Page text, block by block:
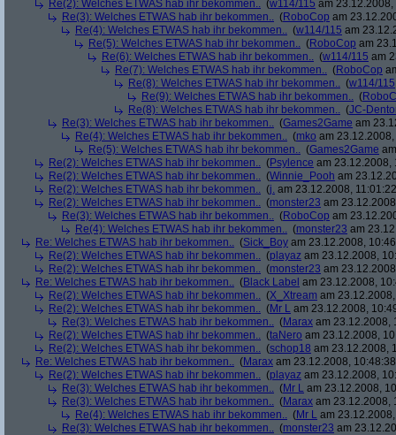
Re(2): Welches ETWAS hab ihr bekommen.. (w114/115 am
Re(3): Welches ETWAS hab ihr bekommen.. (RoboCop am
Re(4): Welches ETWAS hab ihr bekommen.. (w114/115 am
Re(5): Welches ETWAS hab ihr bekommen.. (RoboCop am
Re(6): Welches ETWAS hab ihr bekommen.. (w114/115 am
Re(7): Welches ETWAS hab ihr bekommen.. (RoboCop
Re(8): Welches ETWAS hab ihr bekommen.. (w114/115
Re(9): Welches ETWAS hab ihr bekommen.. (
Re(8): Welches ETWAS hab ihr bekommen.. (JC-
Re(3): Welches ETWAS hab ihr bekommen.. (Games2Game am
Re(4): Welches ETWAS hab ihr bekommen.. (mko am
Re(5): Welches ETWAS hab ihr bekommen.. (Games2Game
Re(2): Welches ETWAS hab ihr bekommen.. (Psylence am 23.12.2008,
Re(2): Welches ETWAS hab ihr bekommen.. (Winnie_Pooh am
Re(2): Welches ETWAS hab ihr bekommen.. (j. am 23.12.2008,
Re(2): Welches ETWAS hab ihr bekommen.. (monster23 am
Re(3): Welches ETWAS hab ihr bekommen.. (RoboCop am
Re(4): Welches ETWAS hab ihr bekommen.. (monster23 am
Re: Welches ETWAS hab ihr bekommen.. (Sick_Boy am 23.12.2008,
Re(2): Welches ETWAS hab ihr bekommen.. (playaz am 23.12.2008,
Re(2): Welches ETWAS hab ihr bekommen.. (monster23 am
Re: Welches ETWAS hab ihr bekommen.. (Black Label am 23.12.2008,
Re(2): Welches ETWAS hab ihr bekommen.. (X_Xtream am
Re(2): Welches ETWAS hab ihr bekommen.. (Mr L am 23.12.2008,
Re(3): Welches ETWAS hab ihr bekommen.. (Marax am 23.12.2008,
Re(2): Welches ETWAS hab ihr bekommen.. (taNero am 23.12.2008,
Re(2): Welches ETWAS hab ihr bekommen.. (schop18 am 23.12.2008,
Re: Welches ETWAS hab ihr bekommen.. (Marax am 23.12.2008,
Re(2): Welches ETWAS hab ihr bekommen.. (playaz am 23.12.2008,
Re(3): Welches ETWAS hab ihr bekommen.. (Mr L am 23.12.2008,
Re(3): Welches ETWAS hab ihr bekommen.. (Marax am 23.12.2008,
Re(4): Welches ETWAS hab ihr bekommen.. (Mr L am
Re(3): Welches ETWAS hab ihr bekommen.. (monster23 am